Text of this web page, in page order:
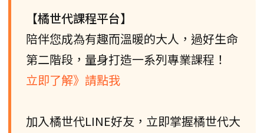
【橘世代課程平台】
陪伴您成為有趣而溫暖的大人，過好生命
第二階段，量身打造一系列專業課程！
立即了解》請點我
加入橘世代LINE好友，立即掌握橘世代大